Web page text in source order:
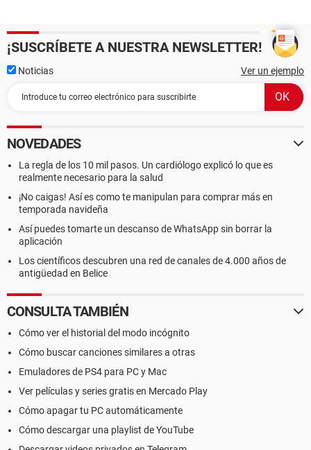
¡SUSCRÍBETE A NUESTRA NEWSLETTER!
Noticias Ver un ejemplo
NOVEDADES
La regla de los 10 mil pasos. Un cardiólogo explicó lo que es
realmente necesario para la salud
¡No caigas! Así es como te manipulan para comprar más en
temporada navideña
Así puedes tomarte un descanso de WhatsApp sin borrar la
aplicación
Los científicos descubren una red de canales de 4.000 años de
antigüedad en Belice
CONSULTA TAMBIÉN
Cómo ver el historial del modo incógnito
Cómo buscar canciones similares a otras
Emuladores de PS4 para PC y Mac
Ver películas y series gratis en Mercado Play
Cómo apagar tu PC automáticamente
Cómo descargar una playlist de YouTube